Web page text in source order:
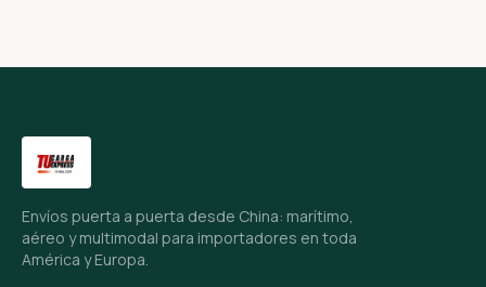
Envíos puerta a puerta desde China: marítimo,
aéreo y multimodal para importadores en toda
América y Europa.